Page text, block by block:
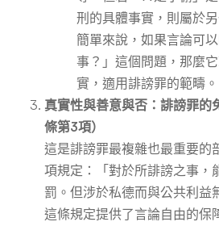
刑的具體事實，則屬於另
簡單來說，如果言論可
事？」這個問題，那麼
實，適用誹謗罪的範疇。
真實性與善意與否：誹謗罪的
條第3項）
這是誹謗罪最複雜也最重要的
項規定：「對於所誹謗之事，
罰。但涉於私德而與公共利益
這條規定提供了言論自由的保